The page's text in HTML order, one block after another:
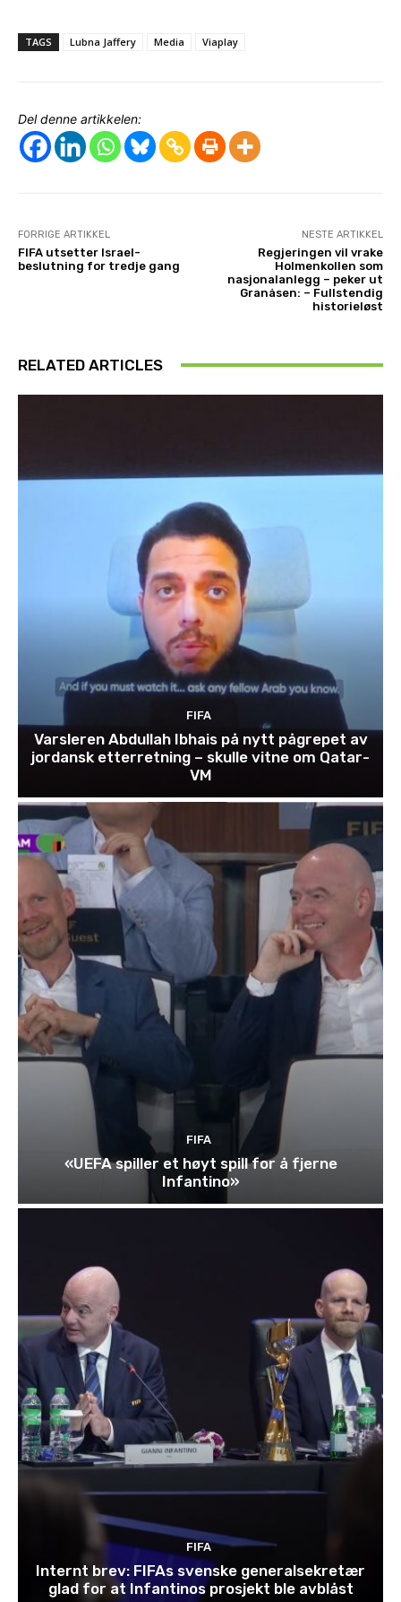
TAGS Lubna Jaffery Media Viaplay
Del denne artikkelen:
FORRIGE ARTIKKEL
FIFA utsetter Israel-
beslutning for tredje gang
NESTE ARTIKKEL
Regjeringen vil vrake
Holmenkollen som
nasjonalanlegg – peker ut
Granåsen: – Fullstendig
historieløst
RELATED ARTICLES
FIFA
Varsleren Abdullah Ibhais på nytt pågrepet av
jordansk etterretning – skulle vitne om Qatar-
VM
FIFA
«UEFA spiller et høyt spill for å fjerne
Infantino»
FIFA
Internt brev: FIFAs svenske generalsekretær
glad for at Infantinos prosjekt ble avblåst